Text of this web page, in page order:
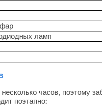
ламп
часов, поэтому
поэтапно: